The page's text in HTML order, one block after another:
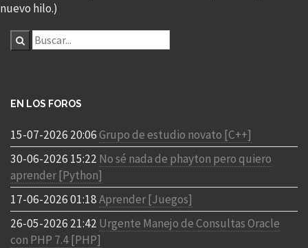
nuevo hilo.)
EN LOS FOROS
15-07-2026 20:06Grupo de estudio novato [C++]
30-06-2026 15:22 No sé nada de phayton pero quiero
aprender [Python]
17-06-2026 01:18Aprender [Juegos]
26-05-2026 21:42 Urgente Manejo de Consultas Oracle
con PHP 7.4 [PHP]